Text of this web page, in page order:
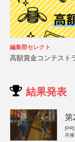
編集部セレクト
高額賞金コンテスト
結果発表
第
[PR]
共